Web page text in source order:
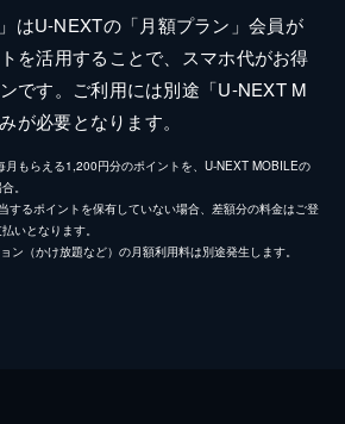
はU-NEXTの「月額プラン」会員が
を活用することで、スマホ代がお得
です。ご利用には別途「U-NEXT M
が必要となります。
月もらえる1,200円分のポイントを、U-NEXT MOBILEの
。
するポイントを保有していない場合、差額分の料金はご登
いとなります。
ン（かけ放題など）の月額利用料は別途発生します。